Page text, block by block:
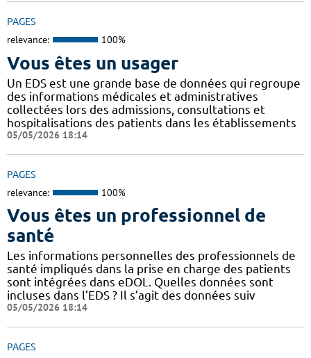
PAGES
relevance: 100%
Vous êtes un usager
Un EDS est une grande base de données qui regroupe
des informations médicales et administratives
collectées lors des admissions, consultations et
hospitalisations des patients dans les établissements
05/05/2026 18:14
PAGES
relevance: 100%
Vous êtes un professionnel de
santé
Les informations personnelles des professionnels de
santé impliqués dans la prise en charge des patients
sont intégrées dans eDOL. Quelles données sont
incluses dans l’EDS ? Il s’agit des données suiv
05/05/2026 18:14
PAGES